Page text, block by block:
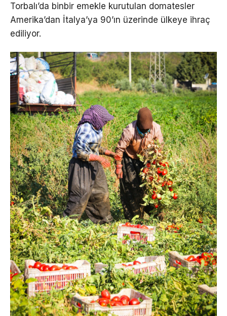
Torbalı’da binbir emekle kurutulan domatesler
Amerika’dan İtalya’ya 90’ın üzerinde ülkeye ihraç
ediliyor.